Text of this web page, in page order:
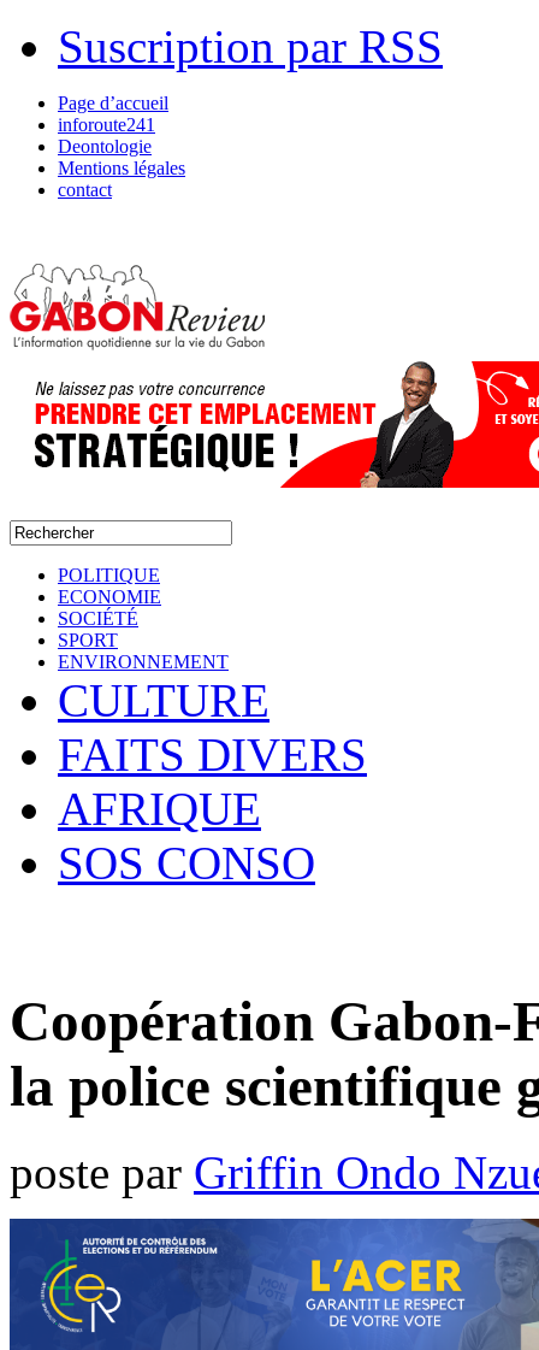
Suscription par RSS
Page d’accueil
inforoute241
Deontologie
Mentions légales
contact
POLITIQUE
ECONOMIE
SOCIÉTÉ
SPORT
ENVIRONNEMENT
CULTURE
FAITS DIVERS
AFRIQUE
SOS CONSO
Coopération
la police scientifique
poste par Griffin Ondo